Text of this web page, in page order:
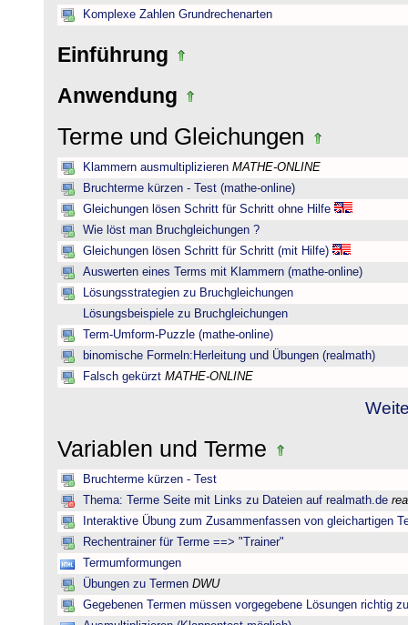
Komplexe Zahlen Grundrechenarten
Einführung
Anwendung
Terme und Gleichungen
Klammern ausmultiplizieren MATHE-ONLINE
Bruchterme kürzen - Test (mathe-online)
Gleichungen lösen Schritt für Schritt ohne Hilfe
Wie löst man Bruchgleichungen ?
Gleichungen lösen Schritt für Schritt (mit Hilfe)
Auswerten eines Terms mit Klammern (mathe-online)
Lösungsstrategien zu Bruchgleichungen
Lösungsbeispiele zu Bruchgleichungen
Term-Umform-Puzzle (mathe-online)
binomische Formeln:Herleitung und Übungen (realmath)
Falsch gekürzt MATHE-ONLINE
Variablen und Terme
Bruchterme kürzen - Test
Thema: Terme Seite mit Links zu Dateien auf realmath.de
Interaktive Übung zum Zusammenfassen von gleichartigen
Rechentrainer für Terme ==> "Trainer"
Termumformungen
Übungen zu Termen DWU
Gegebenen Termen müssen vorgegebene Lösungen richtig